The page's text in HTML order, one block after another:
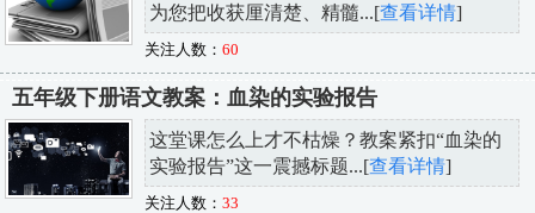
为您把收获厘清楚、精髓...[查看详情]
关注人数： 60
五年级下册语文教案：血染的实验报告
这堂课怎么上才不枯燥？教案紧扣“血染的
实验报告”这一震撼标题...[查看详情]
关注人数： 33